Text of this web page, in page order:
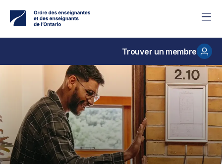
contenu
Trouver un membre